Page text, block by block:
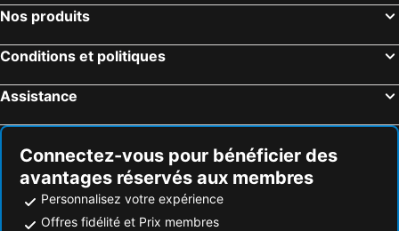
Nos produits
Conditions et politiques
Assistance
Connectez-vous pour bénéficier des
avantages réservés aux membres
Personnalisez votre expérience
Offres fidélité et Prix membres